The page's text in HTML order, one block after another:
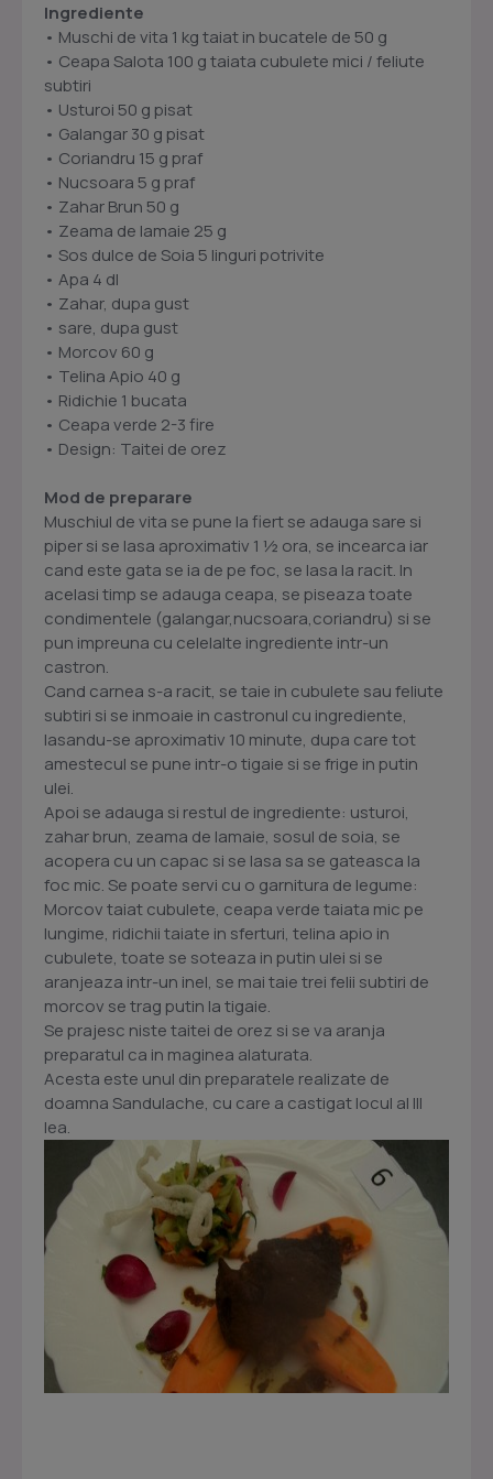
Ingrediente
• Muschi de vita 1 kg taiat in bucatele de 50 g
• Ceapa Salota 100 g taiata cubulete mici / feliute
subtiri
• Usturoi 50 g pisat
• Galangar 30 g pisat
• Coriandru 15 g praf
• Nucsoara 5 g praf
• Zahar Brun 50 g
• Zeama de lamaie 25 g
• Sos dulce de Soia 5 linguri potrivite
• Apa 4 dl
• Zahar, dupa gust
• sare, dupa gust
• Morcov 60 g
• Telina Apio 40 g
• Ridichie 1 bucata
• Ceapa verde 2-3 fire
• Design: Taitei de orez
Mod de preparare
Muschiul de vita se pune la fiert se adauga sare si
piper si se lasa aproximativ 1 ½ ora, se incearca iar
cand este gata se ia de pe foc, se lasa la racit. In
acelasi timp se adauga ceapa, se piseaza toate
condimentele (galangar,nucsoara,coriandru) si se
pun impreuna cu celelalte ingrediente intr-un
castron.
Cand carnea s-a racit, se taie in cubulete sau feliute
subtiri si se inmoaie in castronul cu ingrediente,
lasandu-se aproximativ 10 minute, dupa care tot
amestecul se pune intr-o tigaie si se frige in putin
ulei.
Apoi se adauga si restul de ingrediente: usturoi,
zahar brun, zeama de lamaie, sosul de soia, se
acopera cu un capac si se lasa sa se gateasca la
foc mic. Se poate servi cu o garnitura de legume:
Morcov taiat cubulete, ceapa verde taiata mic pe
lungime, ridichii taiate in sferturi, telina apio in
cubulete, toate se soteaza in putin ulei si se
aranjeaza intr-un inel, se mai taie trei felii subtiri de
morcov se trag putin la tigaie.
Se prajesc niste taitei de orez si se va aranja
preparatul ca in maginea alaturata.
Acesta este unul din preparatele realizate de
doamna Sandulache, cu care a castigat locul al III
lea.